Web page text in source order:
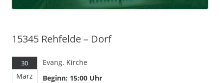
15345 Rehfelde – Dorf
30
März
Evang. Kirche
Beginn: 15:00 Uhr